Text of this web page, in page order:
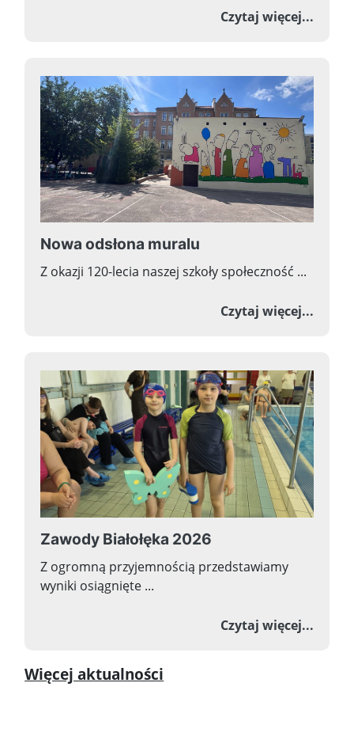
Czytaj więcej...o
Nowa odsłona muralu
Z okazji 120-lecia naszej szkoły społeczność ...
Czytaj więcej...o
Zawody Białołęka 2026
Z ogromną przyjemnością przedstawiamy
wyniki osiągnięte ...
Czytaj więcej...o
Więcej aktualności